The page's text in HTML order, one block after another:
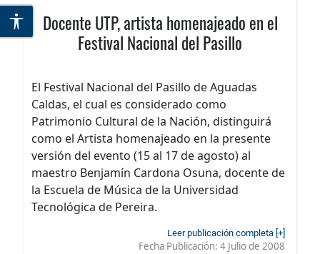
Docente UTP, artista homenajeado en el
Festival Nacional del Pasillo
El Festival Nacional del Pasillo de Aguadas
Caldas, el cual es considerado como
Patrimonio Cultural de la Nación, distinguirá
como el Artista homenajeado en la presente
versión del evento (15 al 17 de agosto) al
maestro Benjamín Cardona Osuna, docente de
la Escuela de Música de la Universidad
Tecnológica de Pereira.
Leer publicación completa [+]
Fecha Publicación: 4 Julio de 2008